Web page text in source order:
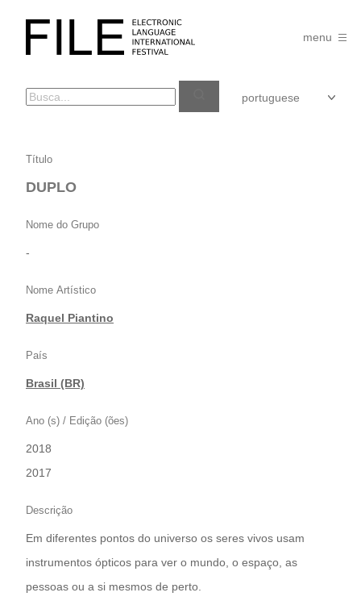
FILE
FESTIVAL
menu
DUPLO
Título
DUPLO
Nome do Grupo
-
Nome Artístico
Raquel Piantino
País
Brasil (BR)
Ano (s) / Edição (ões)
2018
|2017
Descrição
Em diferentes pontos do universo os seres vivos usam
instrumentos ópticos para ver o mundo, o espaço, as
pessoas ou a si mesmos de perto.